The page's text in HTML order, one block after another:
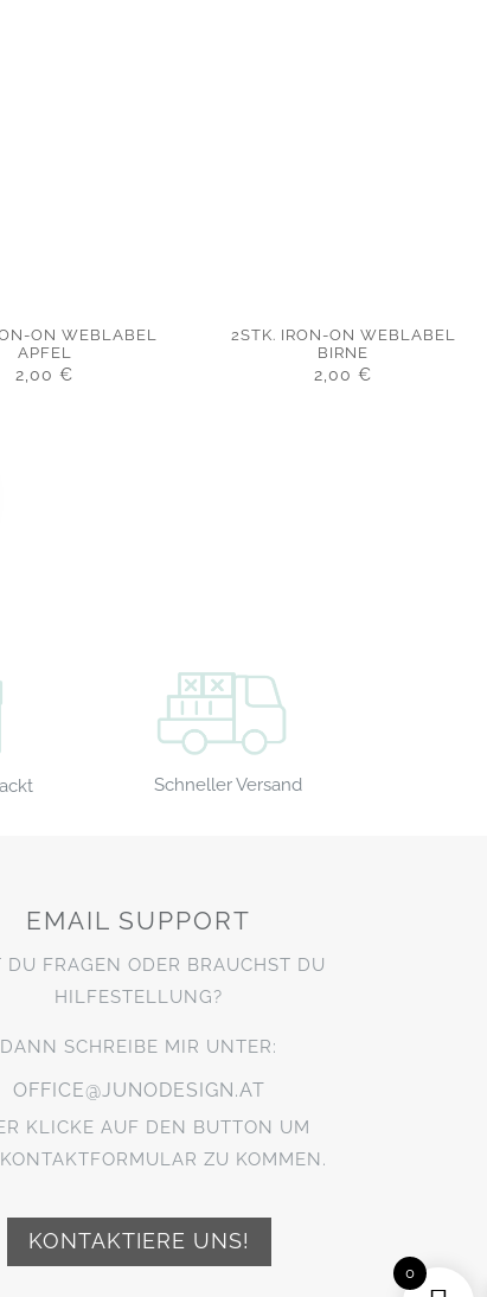
ON WEBLABEL
APFEL
2,00€
2STK. IRON-ON WEBLABEL
BIRNE
2,00€
Schneller Versand
EMAIL SUPPORT
DU FRAGEN ODER BRAUCHST DU
HILFESTELLUNG?
DANN SCHREIBE MIR UNTER:
OFFICE@JUNODESIGN.AT
KLICKE AUF DEN BUTTON UM
ZU KOMMEN.
KONTAKTIERE UNS!
0